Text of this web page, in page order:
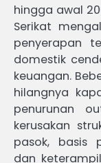
hingga awal
Serikat
penyerapan
domestik
keuangan.
hilangnya
penurunan
kerusakan
pasok, basis
dan